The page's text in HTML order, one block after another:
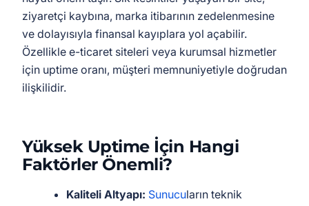
ziyaretçi kaybına, marka itibarının zedelenmesine
ve dolayısıyla finansal kayıplara yol açabilir.
Özellikle e-ticaret siteleri veya kurumsal hizmetler
için uptime oranı, müşteri memnuniyetiyle doğrudan
ilişkilidir.
Yüksek Uptime İçin Hangi
Faktörler Önemli?
Kaliteli Altyapı: Sunucuların teknik